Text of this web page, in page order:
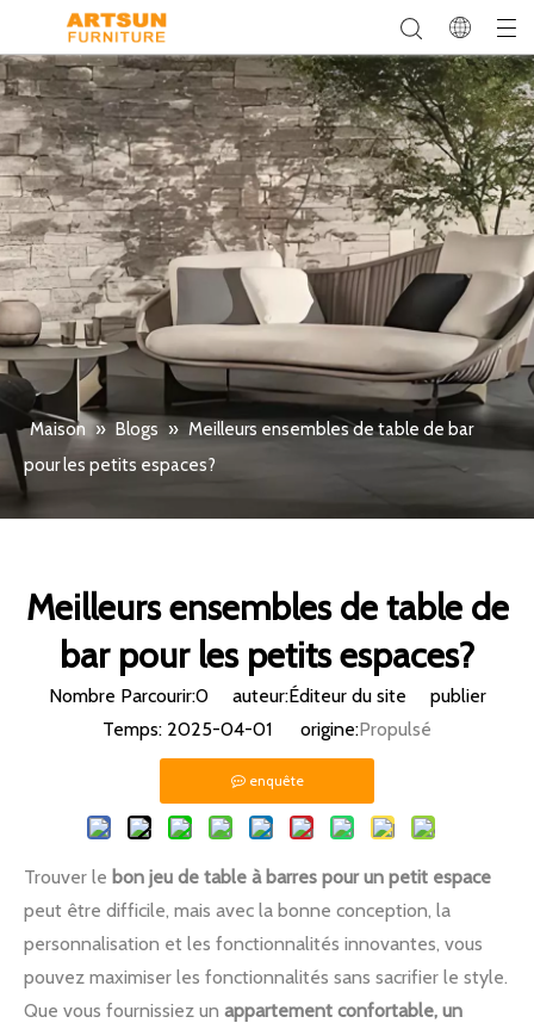
Maison » Blogs » Meilleurs ensembles de table de bar
pour les petits espaces?
Meilleurs ensembles de table de
bar pour les petits espaces?
Nombre Parcourir:0auteur:Éditeur du site publier
Temps: 2025-04-01 origine:Propulsé
enquête
Trouver le bon jeu de table à barres pour un petit espace
peut être difficile, mais avec la bonne conception, la
personnalisation et les fonctionnalités innovantes, vous
pouvez maximiser les fonctionnalités sans sacrifier le style.
Que vous fournissiez un appartement confortable, un